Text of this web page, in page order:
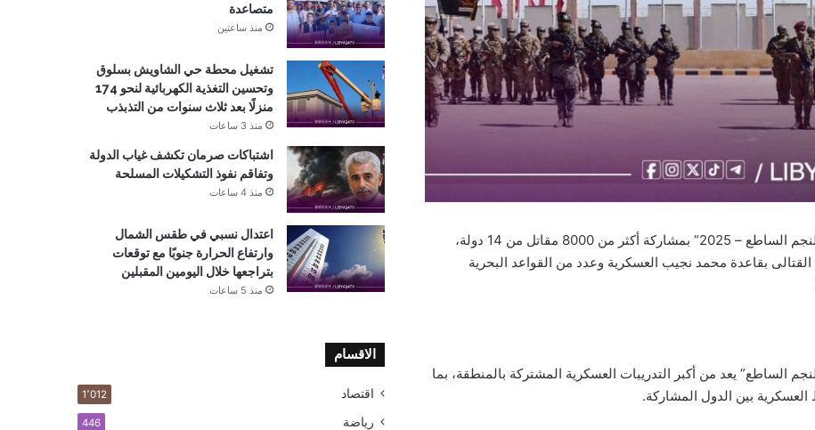
انطلقت فعاليات التدريب المصرى الأمريكى المشترك “النجم الساطع – 2025” بمشاركة أكثر من 8000 مقاتل من 14 دولة،
القتالى بقاعدة محمد نجيب العسكرية وعدد من القواعد البحرية
الساطع” يعد من أكبر التدريبات العسكرية المشتركة بالمنطقة، بما
بين الدول المشاركة.
متصاعدة
منذ ساعتين
تشغيل محطة حي الشاويش بسلوق
وتحسين التغذية الكهربائية لنحو 174
منزلًا بعد ثلاث سنوات من التذبذب
منذ 3 ساعات
اشتباكات صرمان تكشف غياب الدولة
وتفاقم نفوذ التشكيلات المسلحة
منذ 4 ساعات
اعتدال نسبي في طقس الشمال
وارتفاع الحرارة جنوبًا مع توقعات
بتراجعها خلال اليومين المقبلين
منذ 5 ساعات
الاقسام
اقتصاد 1٬012
رياضة 446